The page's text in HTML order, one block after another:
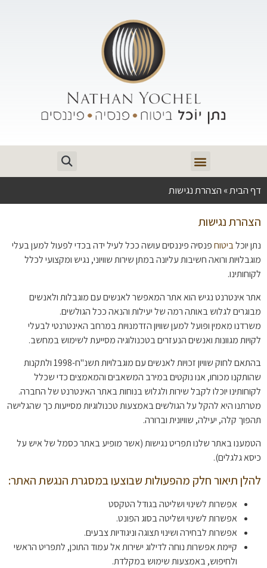
דף הבית» הצהרת נגישות
הצהרת נגישות
נתן יוכלביטוחפנסיה פיננסים עושה ככל לעיל ידה בכדי לפעול למען בעלי
מוגבלויות ורואה חשיבות עליונה במתן שירות שוויוני, נגיש ומקצועי לכלל
לקוחותינו.
אתר אינטרנט נגיש הוא אתר המאפשר לאנשים עם מוגבלות ולאנשים
מבוגרים לגלוש באותה רמה של יעילות והנאה ככל הגולשים.
משרדנו מאמין ופועל למען שוויון הזדמנויות במרחב האינטרנטי לבעלי
לקויות מגוונות ואנשים הנעזרים בטכנולוגיה מסייעת לשימוש במחשב.
בהתאם לחוק שוויון זכויות לאנשים עם מוגבלויות תשנ"ח-1998 ולתקנות
שהותקנו מכוחו, אנו נוקטים במירב המשאבים והמאמצים כדי שכלל
לקוחותינו יוכלו לקבל שירות ולגלוש בנוחות באתר האינטרנט של החברה.
מטרתנו היא להקל על הגולשים באמצעות טכנולוגיות מסייעות כך שהגלישה
תהפוך קלה, יעילה, שוויונית וברורה.
הטמענו באתר שלנו תפריט נגישות (אשר מופיע באתר כסמל של איש על
כיסא גלגלים).
להלן תיאור חלק מהפעולות שבוצעו במסגרת הנגשת האתר:
אפשרות לשינוי ושליטה בגודל הטקסט
אפשרות לשינוי ושליטה בסוג הפונט.
אפשרות לבחירה ושינוי תצוגה וניגודיות צבעים.
קיימת אפשרות נוחה לדילוג ישירות אל עמוד התוכן, לתפריט הראשי
ולחיפוש, באמצעות שימוש במקלדת.